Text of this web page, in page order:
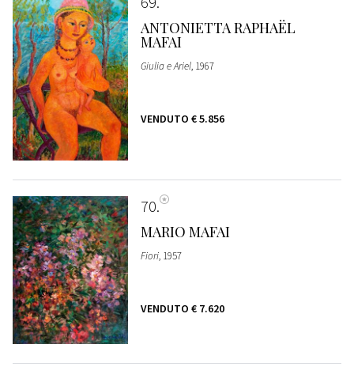
ANTONIETTA RAPHAËL
MAFAI
Giulia e Ariel, 1967
VENDUTO € 5.856
70
MARIO MAFAI
Fiori, 1957
VENDUTO € 7.620